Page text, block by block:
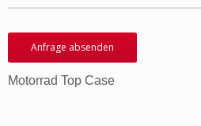
Anfrage absenden
Motorrad Top Case